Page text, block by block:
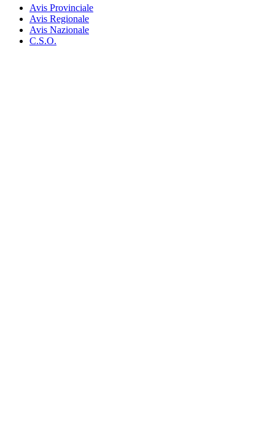
Avis Provinciale
Avis Regionale
Avis Nazionale
C.S.O.